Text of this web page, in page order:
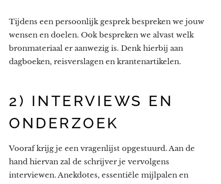
Tijdens een persoonlijk gesprek bespreken we jouw
wensen en doelen. Ook bespreken we alvast welk
bronmateriaal er aanwezig is. Denk hierbij aan
dagboeken, reisverslagen en krantenartikelen.
2) INTERVIEWS EN
ONDERZOEK
Vooraf krijg je een vragenlijst opgestuurd. Aan de
hand hiervan zal de schrijver je vervolgens
interviewen. Anekdotes, essentiële mijlpalen en